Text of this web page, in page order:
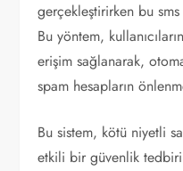
gerçekleştirirken bu
Bu yöntem,
erişim sağlanarak,
spam hesapların
Bu sistem, kötü niyetli
etkili bir güvenlik